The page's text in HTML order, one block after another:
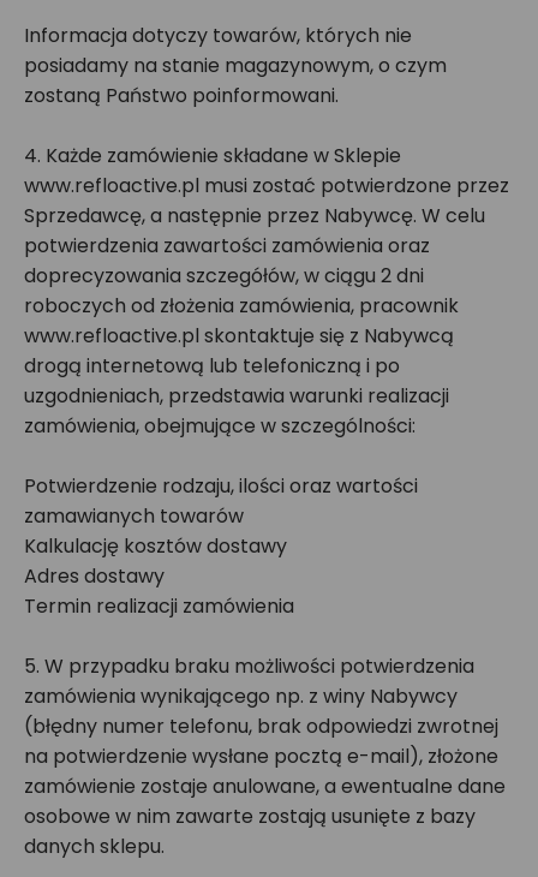
Informacja dotyczy towarów, których nie
posiadamy na stanie magazynowym, o czym
zostaną Państwo poinformowani.
4. Każde zamówienie składane w Sklepie
www.refloactive.pl musi zostać potwierdzone przez
Sprzedawcę, a następnie przez Nabywcę. W celu
potwierdzenia zawartości zamówienia oraz
doprecyzowania szczegółów, w ciągu 2 dni
roboczych od złożenia zamówienia, pracownik
www.refloactive.pl skontaktuje się z Nabywcą
drogą internetową lub telefoniczną i po
uzgodnieniach, przedstawia warunki realizacji
zamówienia, obejmujące w szczególności:
Potwierdzenie rodzaju, ilości oraz wartości
zamawianych towarów
Kalkulację kosztów dostawy
Adres dostawy
Termin realizacji zamówienia
5. W przypadku braku możliwości potwierdzenia
zamówienia wynikającego np. z winy Nabywcy
(błędny numer telefonu, brak odpowiedzi zwrotnej
na potwierdzenie wysłane pocztą e-mail), złożone
zamówienie zostaje anulowane, a ewentualne dane
osobowe w nim zawarte zostają usunięte z bazy
danych sklepu.